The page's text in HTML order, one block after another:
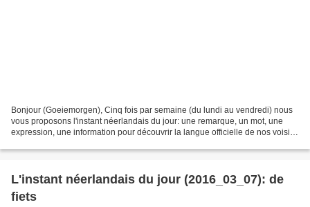
Bonjour (Goeiemorgen), Cinq fois par semaine (du lundi au vendredi) nous
vous proposons l'instant néerlandais du jour: une remarque, un mot, une
expression, une information pour découvrir la langue officielle de nos voisins
L'instant néerlandais du jour (2016_03_07): de
fiets